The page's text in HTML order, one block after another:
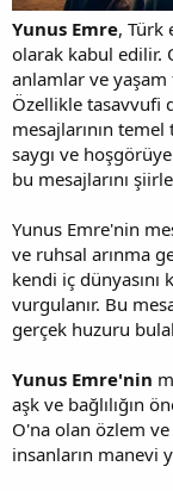
Yunus Emre, Türk
olarak kabul edilir.
anlamlar ve yaşam
Özellikle tasavvufi
mesajlarının
saygı ve
bu mesajlarını
Yunus Emre'nin
ve ruhsal arınma
kendi iç
vurgulanır. Bu
gerçek huzuru
Yunus Emre'nin
aşk ve bağlılığın
O'na olan özlem
insanların manevi